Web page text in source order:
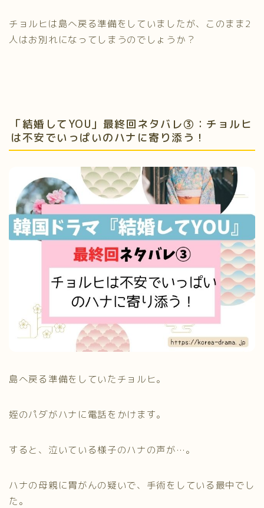
チョルヒは島へ戻る準備をしていましたが、このまま2
人はお別れになってしまうのでしょうか？
「結婚してYOU」最終回ネタバレ③：チョルヒ
は不安でいっぱいのハナに寄り添う！
島へ戻る準備をしていたチョルヒ。
姪のパダがハナに電話をかけます。
すると、泣いている様子のハナの声が…。
ハナの母親に胃がんの疑いで、手術をしている最中でし
た。